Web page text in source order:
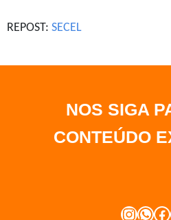
REPOST: SECEL
NOS SIGA
CONTEÚDO